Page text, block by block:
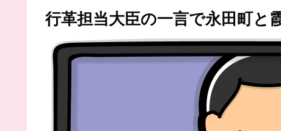
行革担当大臣の一言で永田町と